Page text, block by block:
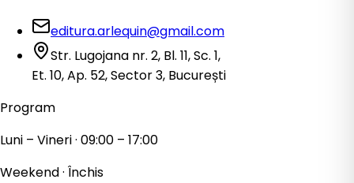
editura.arlequin@gmail.com
Str. Lugojana nr. 2, Bl. 11, Sc. 1,
Et. 10, Ap. 52, Sector 3, București
Program
Luni – Vineri · 09:00 – 17:00
Weekend · Închis